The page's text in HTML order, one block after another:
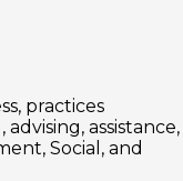
practices
assistance,
Social, and